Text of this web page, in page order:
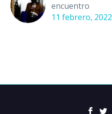
encuentro
11 febrero, 2022